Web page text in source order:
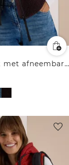
Teddyvest met afneembare capuchon